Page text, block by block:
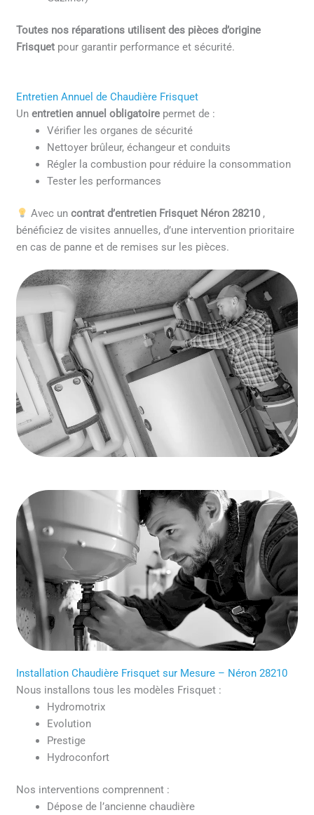
Toutes nos réparations utilisent des pièces d’origine
Frisquet pour garantir performance et sécurité.
Entretien Annuel de Chaudière Frisquet
Unentretien annuel obligatoire permet de :
Vérifier les organes de sécurité
Nettoyer brûleur, échangeur et conduits
Régler la combustion pour réduire la consommation
Tester les performances
Avec un contrat d’entretien Frisquet Néron 28210 ,
bénéficiez de visites annuelles, d’une intervention prioritaire
en cas de panne et de remises sur les pièces.
Installation Chaudière Frisquet sur Mesure – Néron 28210
Nous installons tous les modèles Frisquet :
Hydromotrix
Evolution
Prestige
Hydroconfort
Nos interventions comprennent :
Dépose de l’ancienne chaudière